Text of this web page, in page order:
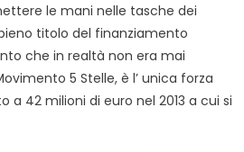
le mani nelle tasche dei
titolo del finanziamento
che in realtà non era mai
5 Stelle, è l’ unica forza
a 42 milioni di euro nel 2013 a cui si